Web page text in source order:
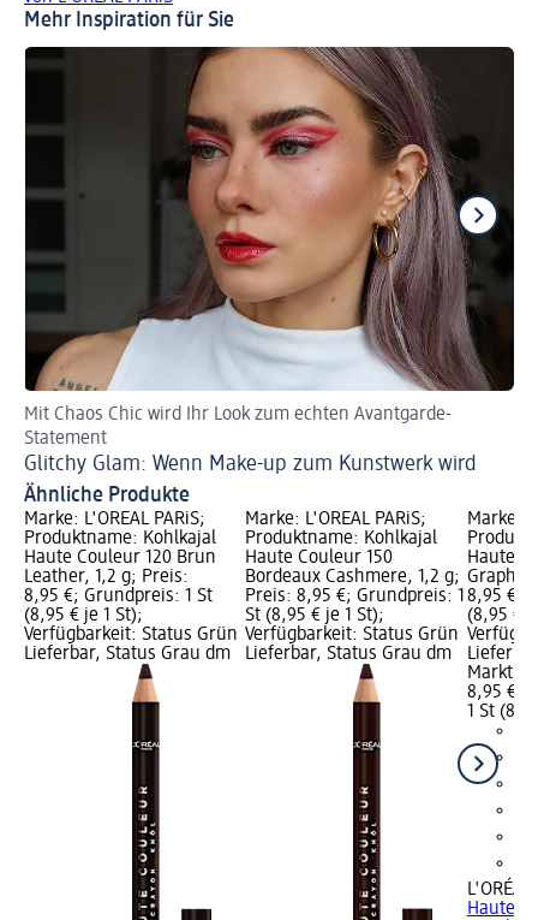
Mehr Inspiration für Sie
Mit Chaos Chic wird Ihr Look zum echten Avantgarde-
Statement
Glitchy Glam: Wenn Make-up zum Kunstwerk wird
Ähnliche Produkte
Marke: L'ORÉAL PARiS;
Produktname: Kohlkajal
Haute Couleur 120 Brun
Leather, 1,2 g; Preis:
8,95 €; Grundpreis: 1 St
(8,95 € je 1 St);
Verfügbarkeit: Status Grün
Lieferbar, Status Grau dm
Marke: L'ORÉAL PARiS;
Produktname: Kohlkajal
Haute Couleur 150
Bordeaux Cashmere, 1,2 g;
Preis: 8,95 €; Grundpreis: 1
St (8,95 € je 1 St);
Verfügbarkeit: Status Grün
Lieferbar, Status Grau dm
Marke:
Haute
8,95 €;
(8,95 €
Markt
8,95 €
1 St
L'ORÉAL
Haute